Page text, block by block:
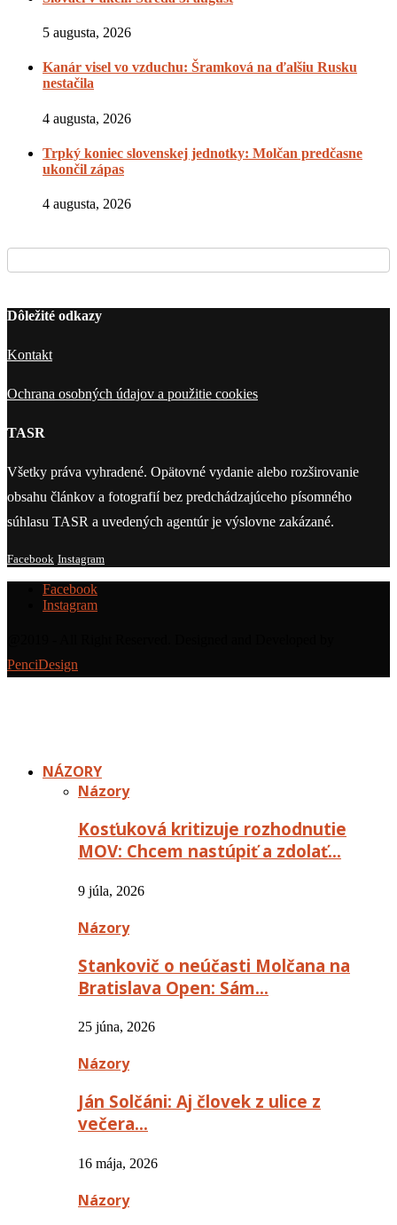
5 augusta, 2026
Kanár visel vo vzduchu: Šramková na ďalšiu Rusku
nestačila
4 augusta, 2026
Trpký koniec slovenskej jednotky: Molčan predčasne
ukončil zápas
4 augusta, 2026
Dôležité odkazy
Kontakt
Ochrana osobných údajov a použitie cookies
TASR
Všetky práva vyhradené. Opätovné vydanie alebo rozširovanie
obsahu článkov a fotografií bez predchádzajúceho písomného
súhlasu TASR a uvedených agentúr je výslovne zakázané.
Facebook Instagram
Facebook
Instagram
PenciDesign
NÁZORY
Názory
Kosťuková kritizuje rozhodnutie
MOV: Chcem nastúpiť a zdolať…
9 júla, 2026
Názory
Stankovič o neúčasti Molčana na
Bratislava Open: Sám…
25 júna, 2026
Názory
Ján Solčáni: Aj človek z ulice z
večera…
16 mája, 2026
Názory